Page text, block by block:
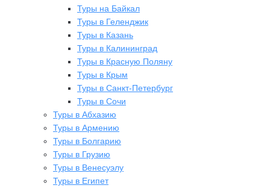
Туры на Байкал
Туры в Геленджик
Туры в Казань
Туры в Калининград
Туры в Красную Поляну
Туры в Крым
Туры в Санкт-Петербург
Туры в Сочи
Туры в Абхазию
Туры в Армению
Туры в Болгарию
Туры в Грузию
Туры в Венесуэлу
Туры в Египет